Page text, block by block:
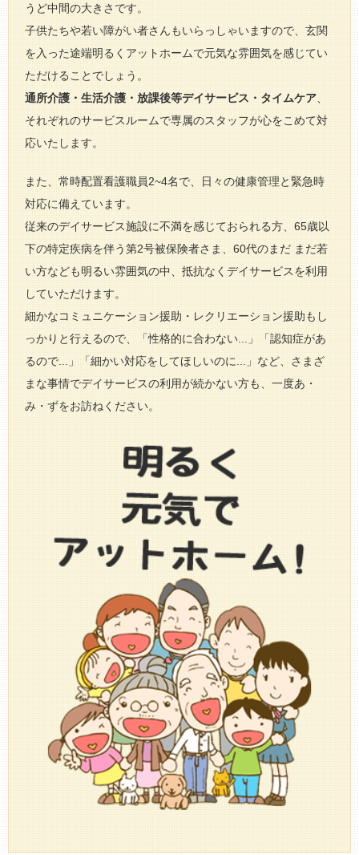
うど中間の大きさです。
子供たちや若い障がい者さんもいらっしゃいますので、玄関
を入った途端明るくアットホームで元気な雰囲気を感じてい
ただけることでしょう。
通所介護・生活介護・放課後等デイサービス・タイムケア、
それぞれのサービスルームで専属のスタッフが心をこめて対
応いたします。
また、常時配置看護職員2~4名で、日々の健康管理と緊急時
対応に備えています。
従来のデイサービス施設に不満を感じておられる方、65歳以
下の特定疾病を伴う第2号被保険者さま、60代のまだ まだ若
い方なども明るい雰囲気の中、抵抗なくデイサービスを利用
していただけます。
細かなコミュニケーション援助・レクリエーション援助もし
っかりと行えるので、「性格的に合わない...」「認知症があ
るので...」「細かい対応をしてほしいのに...」など、さまざ
まな事情でデイサービスの利用が続かない方も、一度あ・
み・ずをお訪ねください。